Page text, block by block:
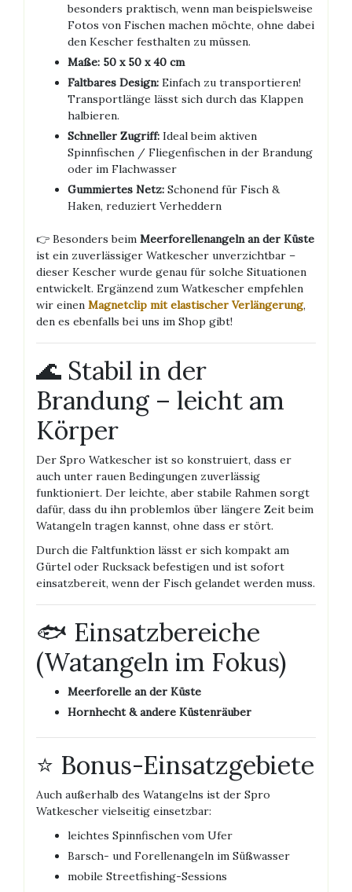
besonders praktisch, wenn man beispielsweise
Fotos von Fischen machen möchte, ohne dabei
den Kescher festhalten zu müssen.
Maße: 50 x 50 x 40 cm
Faltbares Design: Einfach zu transportieren!
Transportlänge lässt sich durch das Klappen
halbieren.
Schneller Zugriff: Ideal beim aktiven
Spinnfischen / Fliegenfischen in der Brandung
oder im Flachwasser
Gummiertes Netz: Schonend für Fisch &
Haken, reduziert Verheddern
👉 Besonders beim Meerforellenangeln an der Küste
ist ein zuverlässiger Watkescher unverzichtbar –
dieser Kescher wurde genau für solche Situationen
entwickelt. Ergänzend zum Watkescher empfehlen
wir einen Magnetclip mit elastischer Verlängerung,
den es ebenfalls bei uns im Shop gibt!
🌊 Stabil in der
Brandung – leicht am
Körper
Der Spro Watkescher ist so konstruiert, dass er
auch unter rauen Bedingungen zuverlässig
funktioniert. Der leichte, aber stabile Rahmen sorgt
dafür, dass du ihn problemlos über längere Zeit beim
Watangeln tragen kannst, ohne dass er stört.
Durch die Faltfunktion lässt er sich kompakt am
Gürtel oder Rucksack befestigen und ist sofort
einsatzbereit, wenn der Fisch gelandet werden muss.
🐟 Einsatzbereiche
(Watangeln im Fokus)
Meerforelle an der Küste
Hornhecht & andere Küstenräuber
⭐ Bonus-Einsatzgebiete
Auch außerhalb des Watangelns ist der Spro
Watkescher vielseitig einsetzbar:
leichtes Spinnfischen vom Ufer
Barsch- und Forellenangeln im Süßwasser
mobile Streetfishing-Sessions